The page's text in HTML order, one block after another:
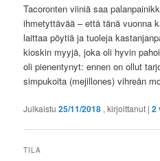
Tacoronten viiniä saa
ihmetyttävää – että tänä vuonna
laittaa pöytiä ja tuoleja
kioskin myyjä, joka oli hyvin
oli pienentynyt: ennen on ollut
simpukoita (mejillones) vihreän
Julkaistu25/11/2018 , kirjoittanut |2
TILA